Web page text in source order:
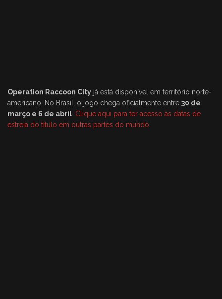
Operation Raccoon City já está disponível em território norte-
americano. No Brasil, o jogo chega oficialmente entre 30 de
março e 6 de abril Clique aqui para ter acesso às datas de
estreia do título em outras partes do mundo